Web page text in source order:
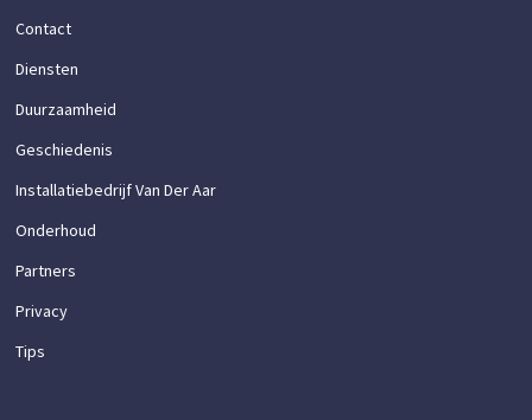
Contact
Diensten
Duurzaamheid
Geschiedenis
Installatiebedrijf Van Der Aar
Onderhoud
Partners
Privacy
Tips